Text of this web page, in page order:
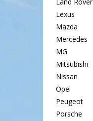
Lexus
Mazda
Mercedes
MG
Mitsubishi
Nissan
Opel
Peugeot
Porsche